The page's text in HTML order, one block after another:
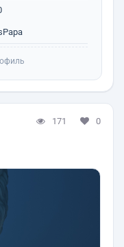
171 0